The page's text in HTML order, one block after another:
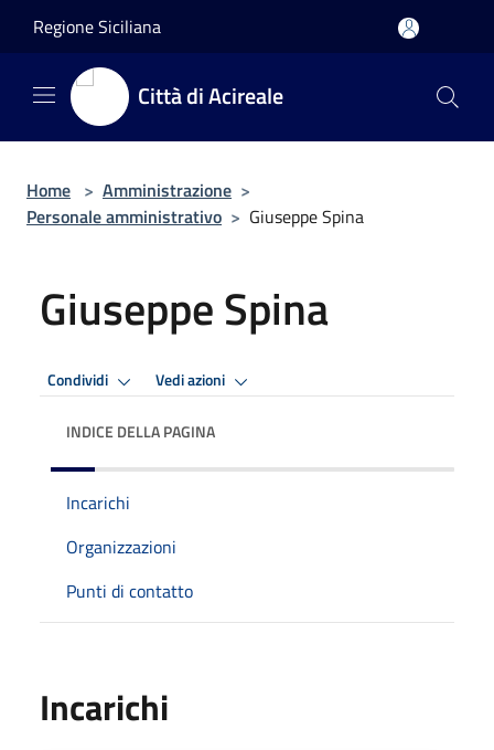
Regione Siciliana
Città di Acireale
Home > Amministrazione >
Personale amministrativo > Giuseppe Spina
Giuseppe Spina
Condividi Vedi azioni
INDICE DELLA PAGINA
Incarichi
Organizzazioni
Punti di contatto
Incarichi